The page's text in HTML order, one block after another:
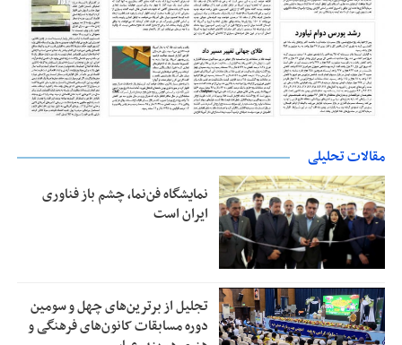
مقالات تحلیلی
نمایشگاه فن‌نما، چشم باز فناوری
ایران است
تجلیل از بر‌ترین‌های چهل و سومین
دوره مسابقات کانون‌های فرهنگی و